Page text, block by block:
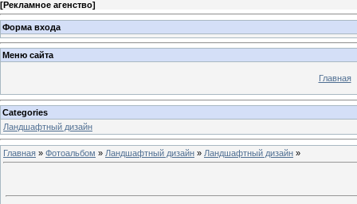
[Рекламное агенство]
Форма входа
Меню сайта
Главная
Categories
Ландшафтный дизайн
Главная » Фотоальбом » Ландшафтный дизайн » Ландшафтный дизайн »